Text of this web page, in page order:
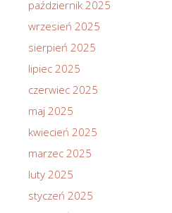
październik 2025
wrzesień 2025
sierpień 2025
lipiec 2025
czerwiec 2025
maj 2025
kwiecień 2025
marzec 2025
luty 2025
styczeń 2025